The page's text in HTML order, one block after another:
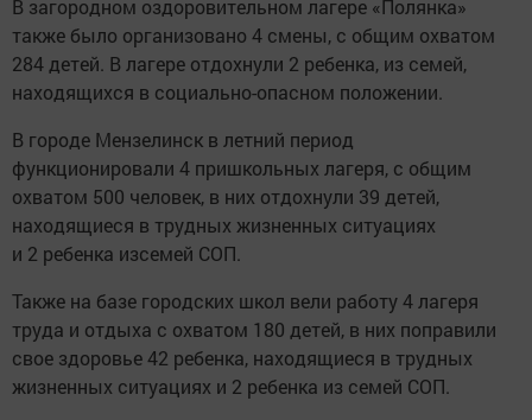
В загородном оздоровительном лагере «Полянка»
также было организовано 4 смены, с общим охватом
284 детей. В лагере отдохнули 2 ребенка, из семей,
находящихся в социально-опасном положении.
В городе Мензелинск в летний период
функционировали 4 пришкольных лагеря, с общим
охватом 500 человек, в них отдохнули 39 детей,
находящиеся в трудных жизненных ситуациях
и 2 ребенка изсемей СОП.
Также на базе городских школ вели работу 4 лагеря
труда и отдыха с охватом 180 детей, в них поправили
свое здоровье 42 ребенка, находящиеся в трудных
жизненных ситуациях и 2 ребенка из семей СОП.